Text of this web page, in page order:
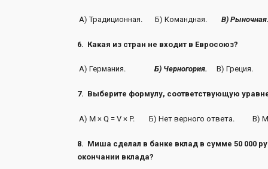
А) Традиционная. Б) Командная. В)
6. Какая из стран не входит в Евросоюз?
А) Германия. Б) Черногория. В) Греция.
7. Выберите формулу, соответствующую
А) M × Q = V × P. Б) Нет верного ответа.
8. Миша сделал в банке вклад в сумме 50 000
окончании вклада?